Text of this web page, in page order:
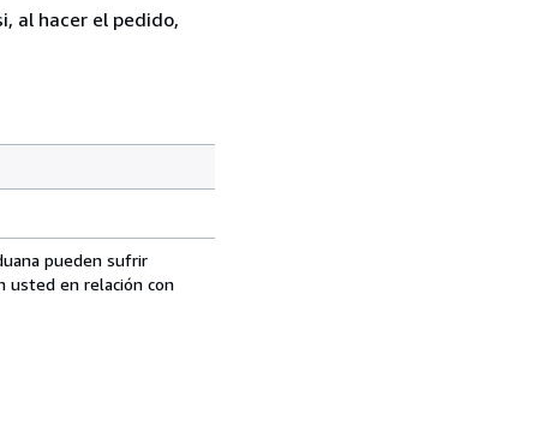
al hacer el pedido,
pueden sufrir
usted en relación con